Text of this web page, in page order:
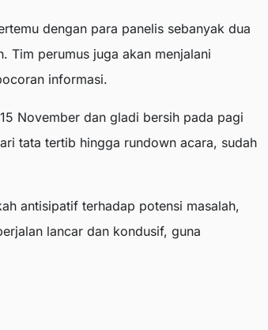
dengan para panelis sebanyak dua
Tim perumus juga akan menjalani
informasi.
November dan gladi bersih pada pagi
tata tertib hingga rundown acara, sudah
antisipatif terhadap potensi masalah,
lancar dan kondusif, guna